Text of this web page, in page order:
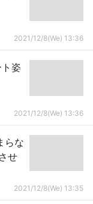
2021/12/8(We) 13:36
姿
2021/12/8(We) 13:36
らな
せ
2021/12/8(We) 13:35